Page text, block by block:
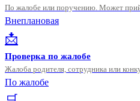
По жалобе или поручению. Может
Внеплановая
📩
Проверка по жалобе
Жалоба родителя, сотрудника или
По жалобе